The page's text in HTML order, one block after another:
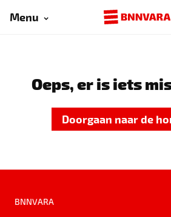
Menu
Oeps, er is iets
Doorgaan naar de
BNNVARA